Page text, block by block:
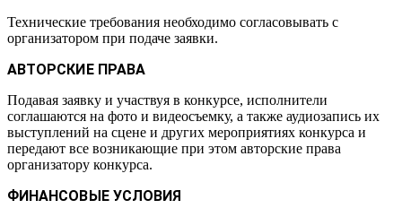
Технические требования необходимо согласовывать с
организатором при подаче заявки.
АВТОРСКИЕ ПРАВА
Подавая заявку и участвуя в конкурсе, исполнители
соглашаются на фото и видеосъемку, а также аудиозапись их
выступлений на сцене и других мероприятиях конкурса и
передают все возникающие при этом авторские права
организатору конкурса.
ФИНАНСОВЫЕ УСЛОВИЯ